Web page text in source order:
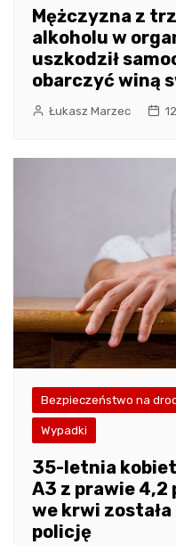
Mężczyzna z
alkoholu w
uszkodził
obarczyć winą
Łukasz Marzec
Bezpieczeństwo na
Wypadki
35-letnia
A3 z prawie 4,2
we krwi
policję